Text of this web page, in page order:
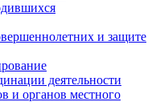
и защите
деятельности
и органов местного